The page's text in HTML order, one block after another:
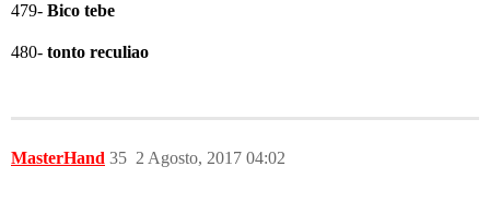
479- Bico tebe
480- tonto reculiao
MasterHand 2 Agosto, 2017 04:02
35